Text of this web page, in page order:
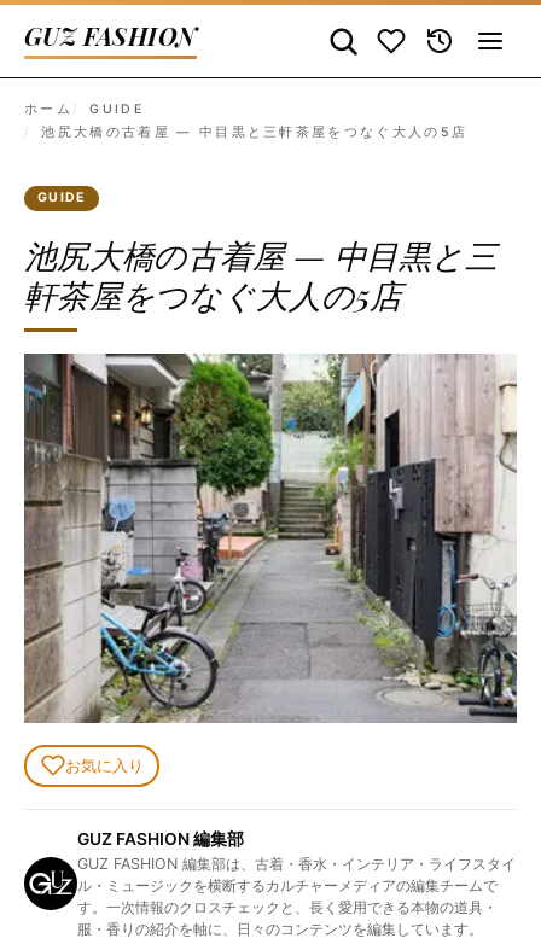
GUZ FASHION
ホーム
GUIDE
池尻大橋の古着屋 — 中目黒と三軒茶屋をつなぐ大人の5店
GUIDE
池尻大橋の古着屋 — 中目黒と三
軒茶屋をつなぐ大人の5店
お気に入り
GUZ FASHION 編集部
GUZ FASHION 編集部は、古着・香水・インテリア・ライフスタイ
ル・ミュージックを横断するカルチャーメディアの編集チームで
す。一次情報のクロスチェックと、長く愛用できる本物の道具・
服・香りの紹介を軸に、日々のコンテンツを編集しています。